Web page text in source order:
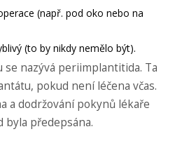
(např. pod oko nebo na
(to by nikdy nemělo být).
nazývá periimplantitida. Ta
pokud není léčena včas.
a dodržování pokynů lékaře
předepsána.